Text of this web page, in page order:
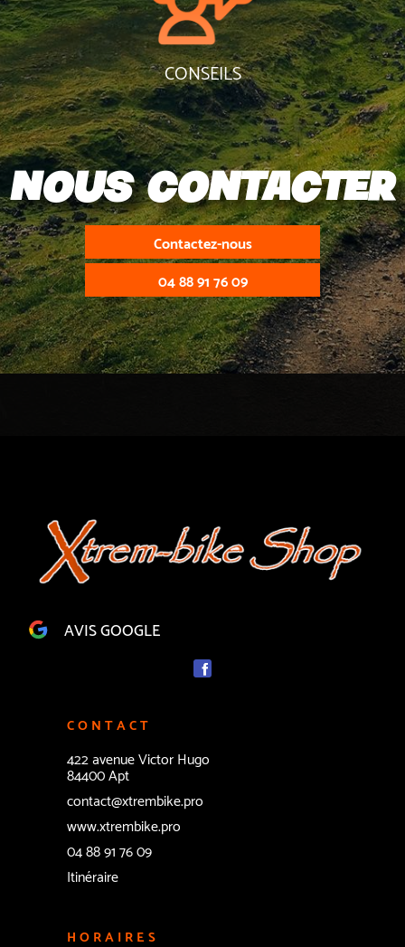
CONSEILS
Nous contacter
Contactez-nous
04 88 91 76 09
AVIS GOOGLE
CONTACT
422 avenue Victor Hugo
84400 Apt
contact@xtrembike.pro
www.xtrembike.pro
04 88 91 76 09
Itinéraire
HORAIRES